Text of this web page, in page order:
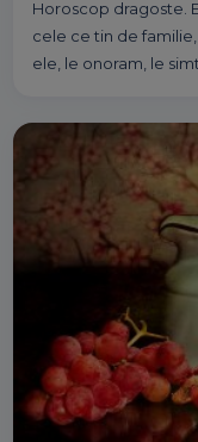
Horoscop dragoste.
cele ce tin de
ele, le onoram, le